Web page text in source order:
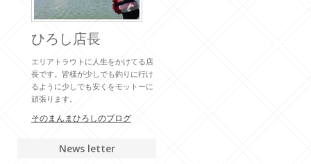
ひろし店長
エリアトラウトに人生をかけてる店
長です。皆様が少しでも釣りに行け
るように少しでも安くをモットーに
頑張ります。
そのまんまひろしのブログ
News letter